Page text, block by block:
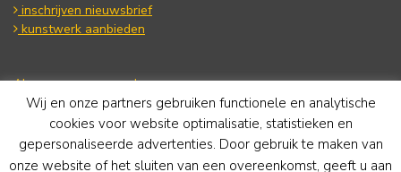
inschrijven nieuwsbrief
kunstwerk aanbieden
Algemene voorwaarden
Privacy statement
Cookie Policy
Disclaimer
Wij en onze partners gebruiken functionele en analytische
cookies voor website optimalisatie, statistieken en
gepersonaliseerde advertenties. Door gebruik te maken van
onze website of het sluiten van een overeenkomst, geeft u aan